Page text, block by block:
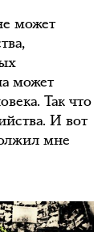
может
может
Так что
И вот
мне